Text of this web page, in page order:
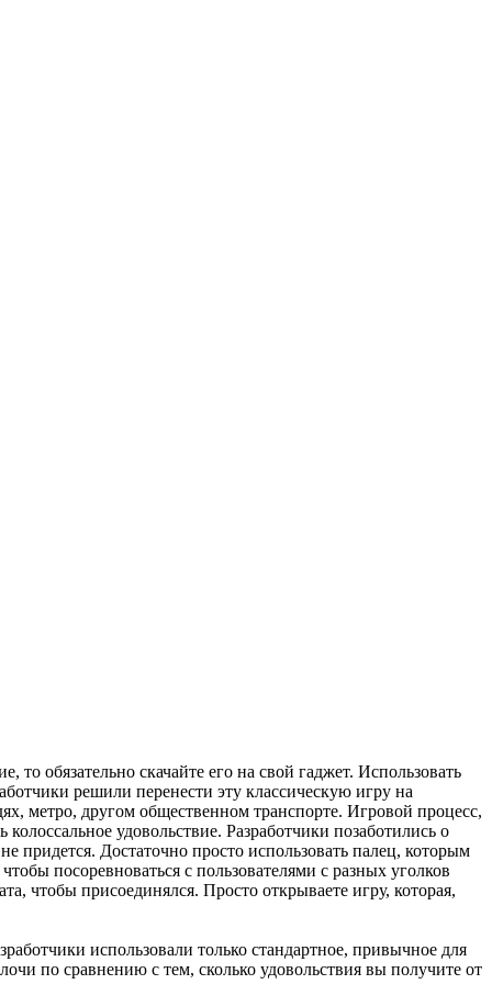
обязательно скачайте его на свой гаджет. Использовать
решили перенести эту классическую игру на
метро, другом общественном транспорте. Игровой процесс,
удовольствие. Разработчики позаботились о
Достаточно просто использовать палец, которым
посоревноваться с пользователями с разных уголков
чтобы присоединялся. Просто открываете игру, которая,
использовали только стандартное, привычное для
по сравнению с тем, сколько удовольствия вы получите от